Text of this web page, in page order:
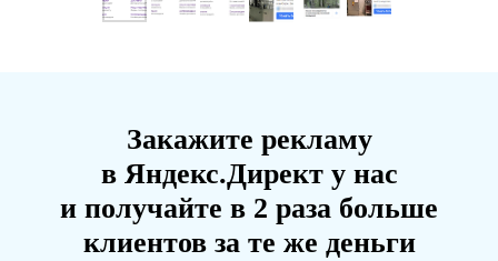
Закажите рекламу
в Яндекс.Директ у нас
и получайте в 2 раза больше
клиентов за те же деньги